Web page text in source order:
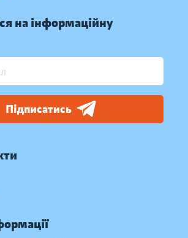
на інформаційну
Підписатись